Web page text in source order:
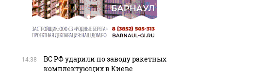
14:38
ВС РФ ударили по заводу ракетных
комплектующих в Киеве